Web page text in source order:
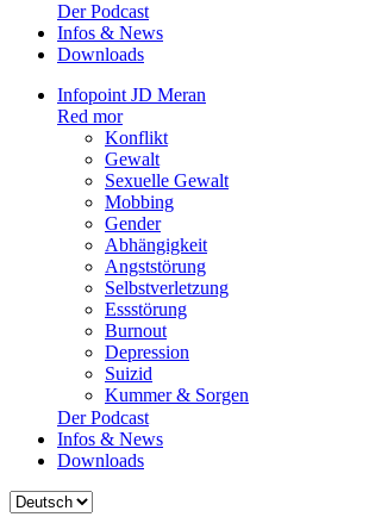
Der Podcast
Infos & News
Downloads
Infopoint JD Meran
Red mor
Konflikt
Gewalt
Sexuelle Gewalt
Mobbing
Gender
Abhängigkeit
Angststörung
Selbstverletzung
Essstörung
Burnout
Depression
Suizid
Kummer & Sorgen
Der Podcast
Infos & News
Downloads
Sprache